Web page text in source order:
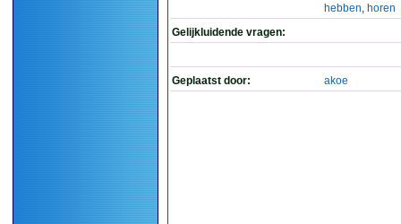
hebben, horen
Gelijkluidende vragen:
Geplaatst door: akoe